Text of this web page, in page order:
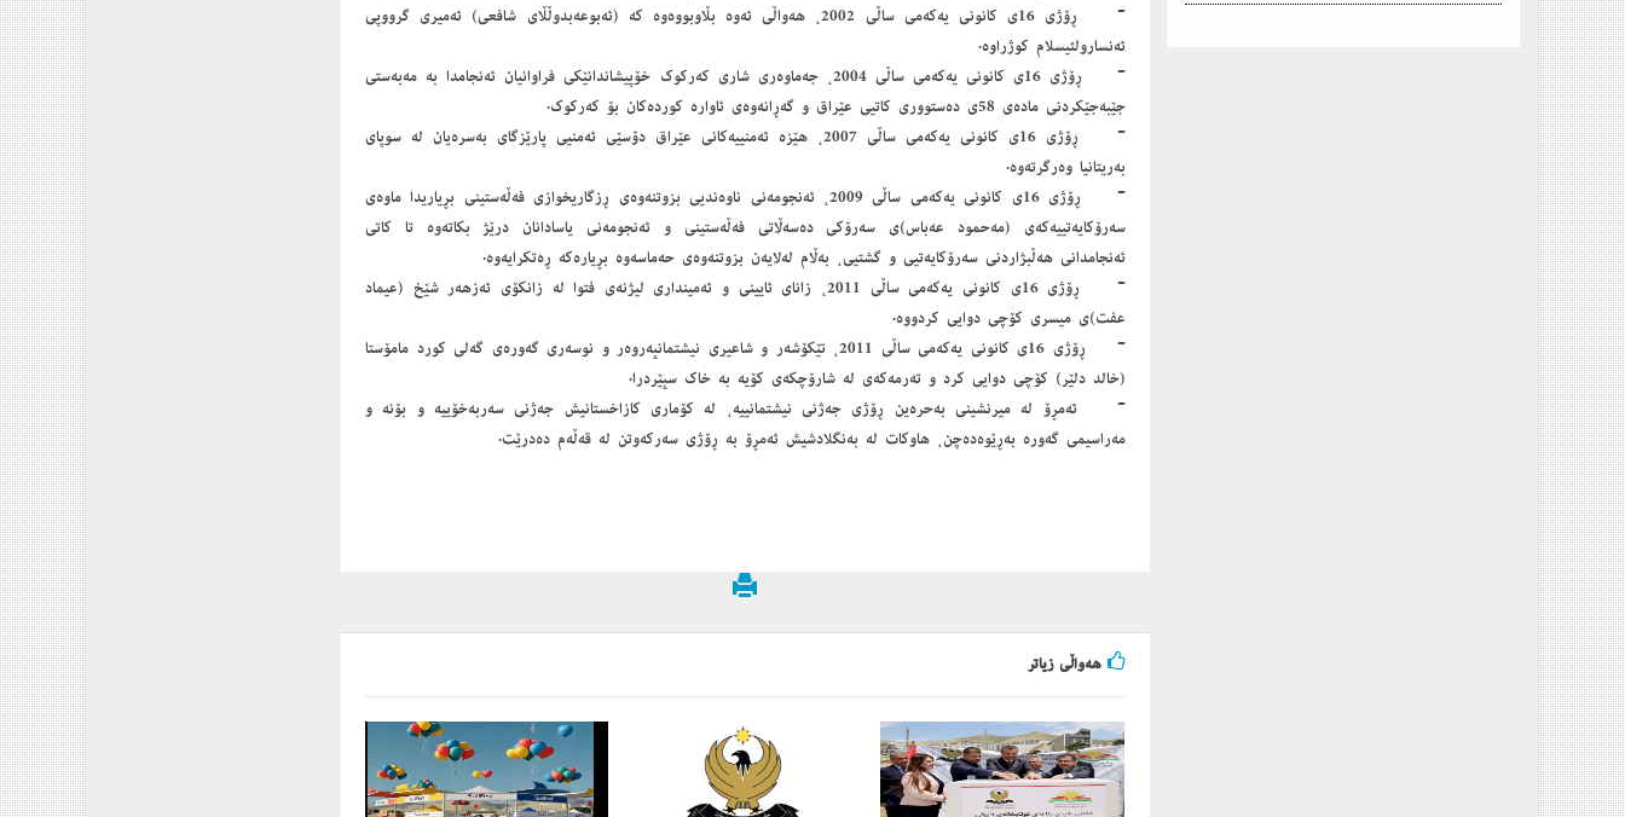
- ڕۆژی 16ی كانونی یەكەمی ساڵی 2002، هەواڵی ئەوە بڵاوبووەوە كە (ئەبوعەبدوڵڵای شافعی) ئەمیری گرووپی
ئەنسارولئیسلام كوژراوە.
- ڕۆژی 16ی كانونی یەكەمی ساڵی 2004، جەماوەری شاری كەركوك خۆپیشاندانێكی فراوانیان ئەنجامدا بە مەبەستی
جێبەجێكردنی مادەی 58ی دەستووری كاتیی عێراق ‌و گەڕانەوەی ئاوارە كوردەكان بۆ كەركوك.
- ڕۆژی 16ی كانونی یەكەمی ساڵی 2007، هێزە ئەمنییەكانی عێراق دۆسێی ئەمنیی پارێزگای بەسرەیان لە سوپای
بەریتانیا وەرگرتەوە.
- ڕۆژی 16ی كانونی یەكەمی ساڵی 2009، ئەنجومەنی ناوەندیی بزوتنەوەی ڕزگاریخوازی فەڵەستینی بڕیاریدا ماوەی
سەرۆكایەتییەكەی (مەحمود عەباس)ی سەرۆكی دەسەڵاتی فەڵەستینی ‌و ئەنجومەنی یاسادانان درێژ بكاتەوە تا كاتی
ئەنجامدانی هەڵبژاردنی سەرۆكایەتیی ‌و گشتیی، بەڵام لەلایەن بزوتنەوەی حەماسەوە بڕیارەكە ڕەتكرایەوە.
- ڕۆژی 16ی كانونی یەكەمی ساڵی 2011، زانای ئایینی ‌و ئەمینداری لیژنەی فتوا لە زانكۆی ئەزهەر شێخ (عیماد
عفت)ی میسری كۆچی دوایی كردووە.
- ڕۆژی 16ی كانونی یەكەمی ساڵی 2011، تێكۆشەر ‌و شاعیری نیشتمانپەروەر ‌و نوسەری گەورەی گەلی كورد مامۆستا
(خالد دلێر) كۆچی دوایی كرد ‌و تەرمەكەی لە شارۆچكەی كۆیە بە خاك سپێردرا.
- ئەمڕۆ لە میرنشینی بەحرەین ڕۆژی جەژنی نیشتمانییە، لە كۆماری كازاخستانیش جەژنی سەربەخۆییە ‌و بۆنە ‌و
مەراسیمی گەورە بەڕێوەدەچن، هاوكات لە بەنگلادشیش ئەمڕۆ بە ڕۆژی سەركەوتن لە قەڵەم دەدرێت.
هه‌واڵی زیاتر